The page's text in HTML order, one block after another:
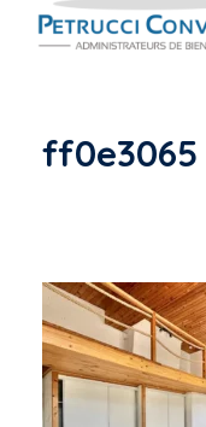
ff0e3065